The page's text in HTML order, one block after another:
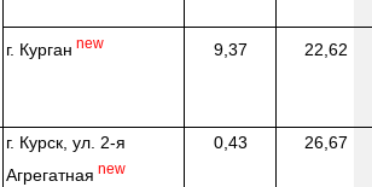
г. Курган new 9,37 22,62
г. Курск, ул. 2-я
Агрегатная new
0,43 26,67